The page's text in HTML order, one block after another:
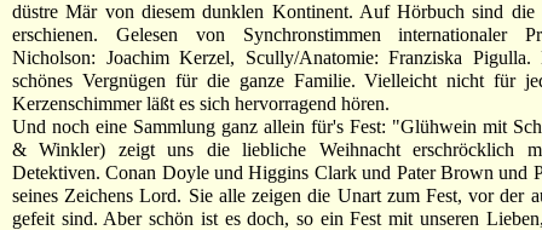
düstre Mär von diesem dunklen Kontinent. Auf Hörbuch sind die
erschienen. Gelesen von Synchronstimmen internationaler
Nicholson: Joachim Kerzel, Scully/Anatomie: Franziska Pigulla.
schönes Vergnügen für die ganze Familie. Vielleicht nicht für
Kerzenschimmer läßt es sich hervorragend hören.
Und noch eine Sammlung ganz allein für's Fest: "Glühwein mit
& Winkler) zeigt uns die liebliche Weihnacht erschröcklich
Detektiven. Conan Doyle und Higgins Clark und Pater Brown und
seines Zeichens Lord. Sie alle zeigen die Unart zum Fest, vor der
gefeit sind. Aber schön ist es doch, so ein Fest mit unseren